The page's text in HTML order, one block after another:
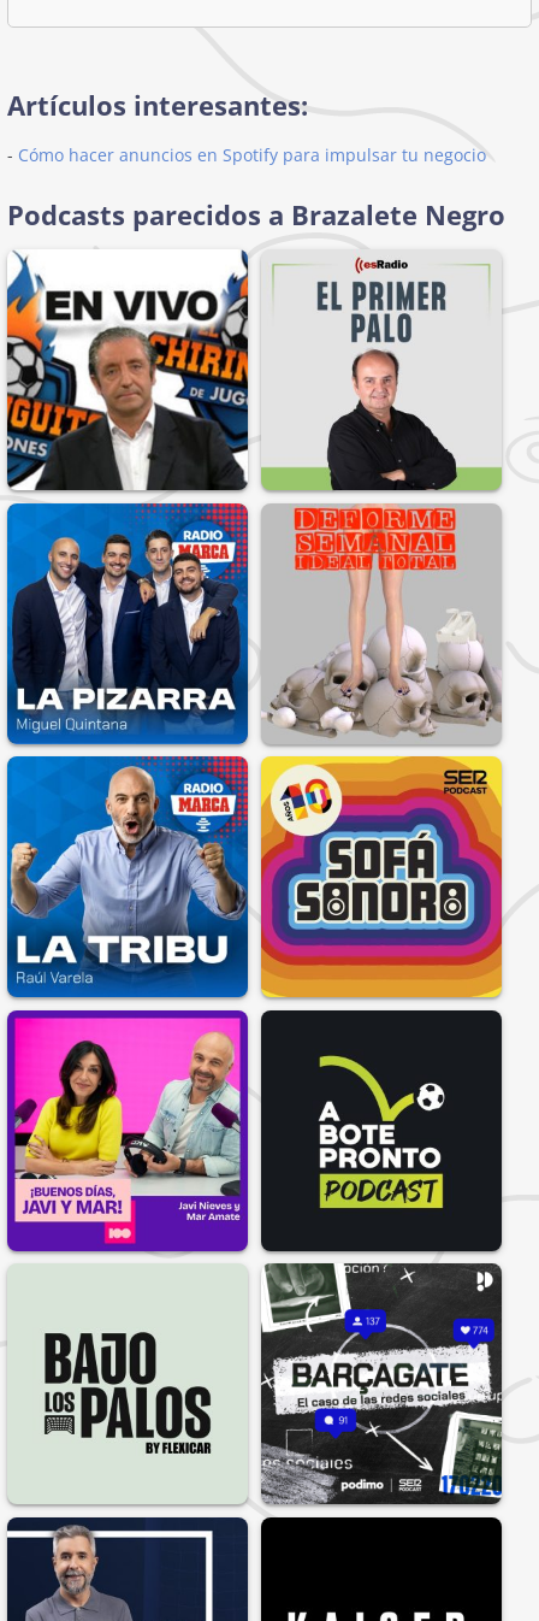
Artículos interesantes:
- Cómo hacer anuncios en Spotify para impulsar tu negocio
Podcasts parecidos a Brazalete Negro